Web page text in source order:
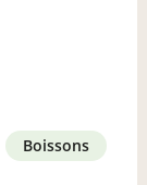
boissons